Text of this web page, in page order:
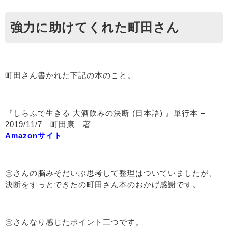
強力に助けてくれた町田さん
町田さん書かれた下記の本のこと。
『しらふで生きる 大酒飲みの決断 (日本語) 』 単行本 –
2019/11/7 町田康 著
Amazonサイト
㋙さんの脳みそだいぶ思考して整理はついていましたが、
決断をすっとできたの町田さん本のおかげ感謝です。
㋙さんなり感じたポイント三つです。